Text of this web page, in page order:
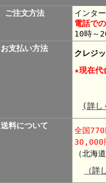
ご注文方法
インタ
電話で
10時
お支払い方法
クレジ
★現在代
(詳し
送料について
全国770
30,000
（北海
（詳